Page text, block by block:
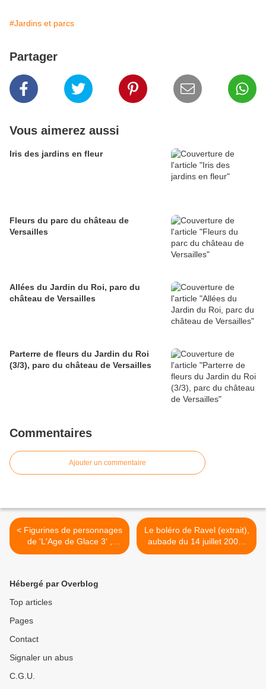
#Jardins et parcs
Partager
Vous aimerez aussi
Iris des jardins en fleur
Fleurs du parc du château de
Versailles
Allées du Jardin du Roi, parc du
château de Versailles
Parterre de fleurs du Jardin du Roi
(3/3), parc du château de Versailles
Commentaires
Ajouter un commentaire
< Figurines de personnages
de 'L'Age de Glace 3' ,
Cinéaqua du Trocadéro
Le boléro de Ravel (extrait),
aubade du 14 juillet 2009,
musique de l'Infanterie de
Hébergé par Overblog
Top articles
Pages
Contact
Signaler un abus
C.G.U.